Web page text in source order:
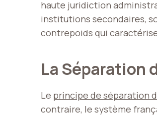
haute juridiction
institutions secondaires,
contrepoids qui
La Séparation
Le principe de séparation
contraire, le système